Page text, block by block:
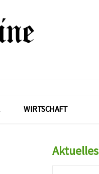
WIRTSCHAFT
Aktuelles